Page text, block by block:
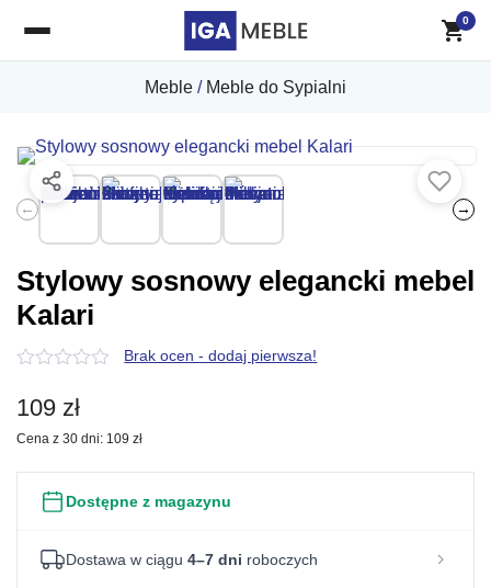
Meble / Meble do Sypialni
← →
Stylowy sosnowy elegancki mebel
Kalari
z
5
Brak ocen - dodaj pierwsza!
109 zł
Cena z 30 dni: 109 zł
Dostępne z magazynu
Dostawa w ciągu 4–7 dni roboczych
0